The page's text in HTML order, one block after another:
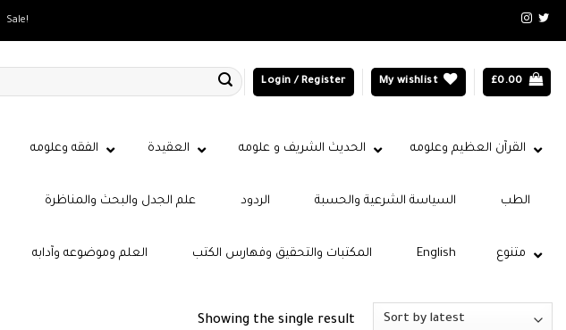
Sale!
Login / Register My wishlist £0.00
القرآن العظيم وعلومه الحديث الشريف و علومه العقيدة الفقه وعلومه
علم الجدل والبحث والمناظرة الردود السياسة الشرعية والحسبة الطب
العلم وموضوعه وآدابه المكتبات والتحقيق وفهارس الكتب متنوع English
Showing the single result